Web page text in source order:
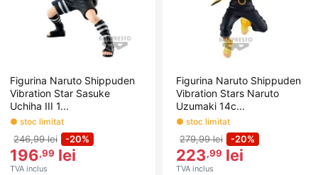
Figurina Naruto Shippuden
Vibration Star Sasuke
Uchiha III 1...
● stoc limitat
246,99 lei -20%
196,99 lei
TVA inclus
Figurina Naruto Shippuden
Vibration Stars Naruto
Uzumaki 14c...
● stoc limitat
279,99 lei -20%
223,99 lei
TVA inclus